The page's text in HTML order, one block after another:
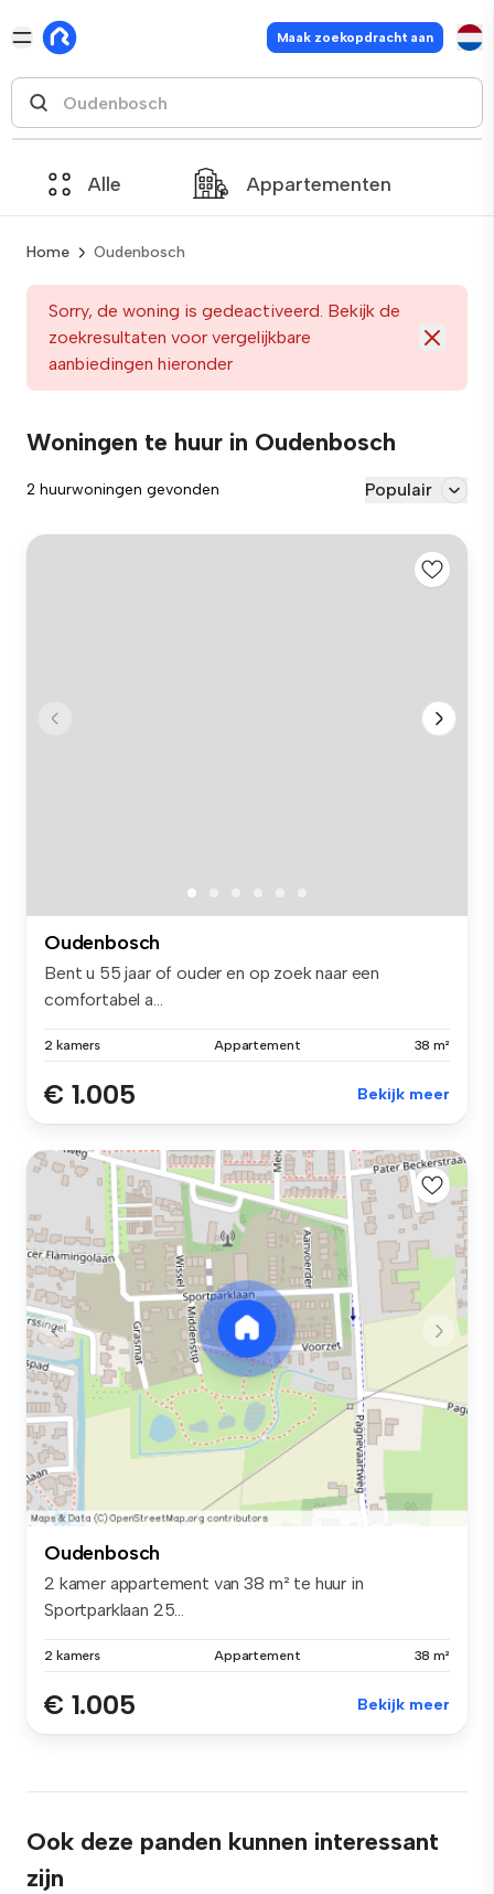
Maak zoekopdracht aan
Alle Appartementen
Home Oudenbosch
Sorry, de woning is gedeactiveerd. Bekijk de
zoekresultaten voor vergelijkbare
aanbiedingen hieronder
Woningen te huur in Oudenbosch
2 huurwoningen gevonden Populair
Oudenbosch
Bent u 55 jaar of ouder en op zoek naar een
comfortabel a...
2 kamers Appartement 38 m²
€ 1.005 Bekijk meer
Oudenbosch
2 kamer appartement van 38 m² te huur in
Sportparklaan 25...
2 kamers Appartement 38 m²
€ 1.005 Bekijk meer
Ook deze panden kunnen interessant
zijn